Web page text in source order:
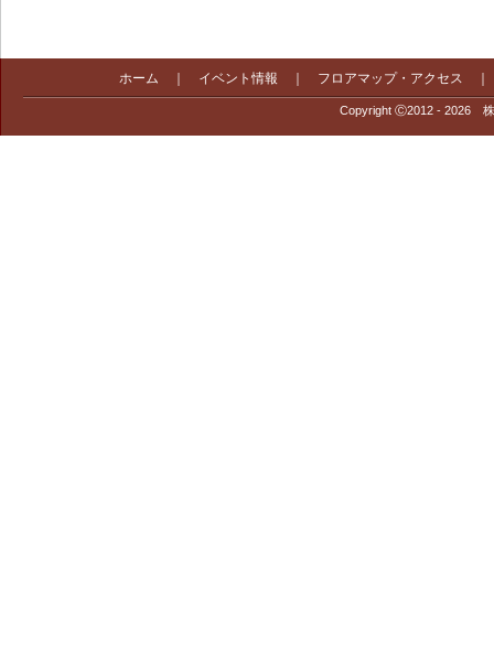
ホーム ｜ イベント情報 ｜ フロアマップ・アクセス
Copyright Ⓒ2012 - 2026 株